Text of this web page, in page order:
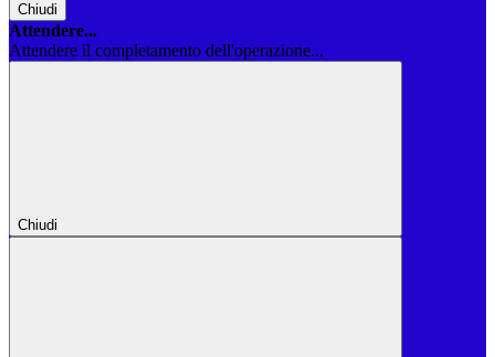
Chiudi
Attendere...
Attendere il completamento dell'operazione...
Chiudi